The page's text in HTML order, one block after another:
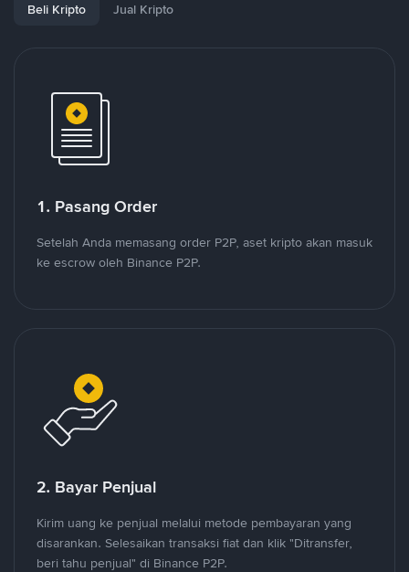
Beli Kripto Jual Kripto
1. Pasang Order
Setelah Anda memasang order P2P, aset kripto akan masuk
ke escrow oleh Binance P2P.
2. Bayar Penjual
Kirim uang ke penjual melalui metode pembayaran yang
disarankan. Selesaikan transaksi fiat dan klik "Ditransfer,
beri tahu penjual" di Binance P2P.